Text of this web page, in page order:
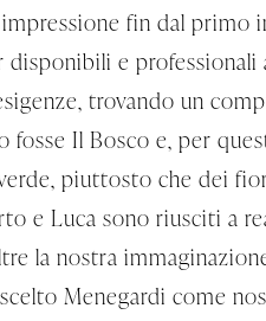
fin dal primo
e professionali
trovando un
Il Bosco e, per
piuttosto che dei
e Luca sono riusciti a
la nostra
Menegardi come